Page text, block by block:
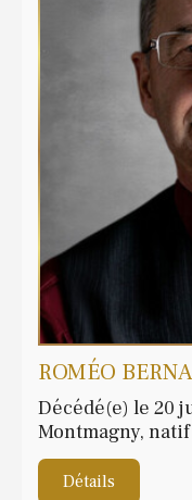
ROMÉO
Décédé(e) le 20
Montmagny,
Détails